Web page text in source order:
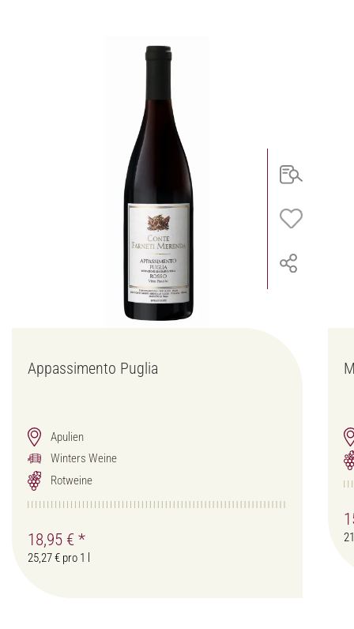
Appassimento Puglia
Apulien
Winters Weine
Rotweine
18,95 € *
25,27 € pro 1 l